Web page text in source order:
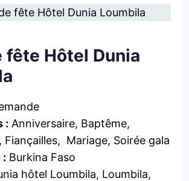
fête Hôtel Dunia
: Anniversaire, Baptême,
Fiançailles, Mariage, Soirée gala
: Burkina Faso
hôtel Loumbila, Loumbila,